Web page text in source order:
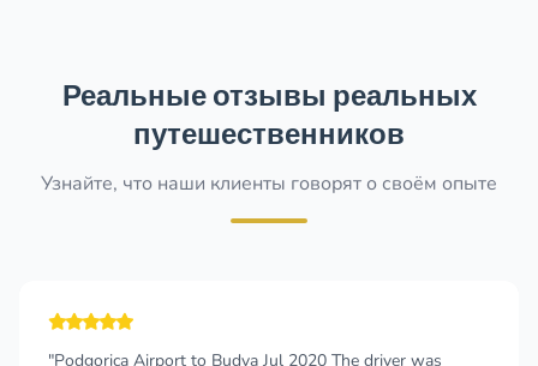
Реальные отзывы реальных
путешественников
Узнайте, что наши клиенты говорят о своём опыте
Airport to Budva Jul 2020 The driver was